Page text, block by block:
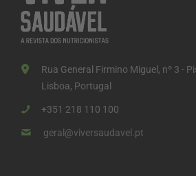
Rua General Firmino Miguel, nº 3 -
Lisboa, Portugal
+351 218 110 100
geral@viversaudavel.pt